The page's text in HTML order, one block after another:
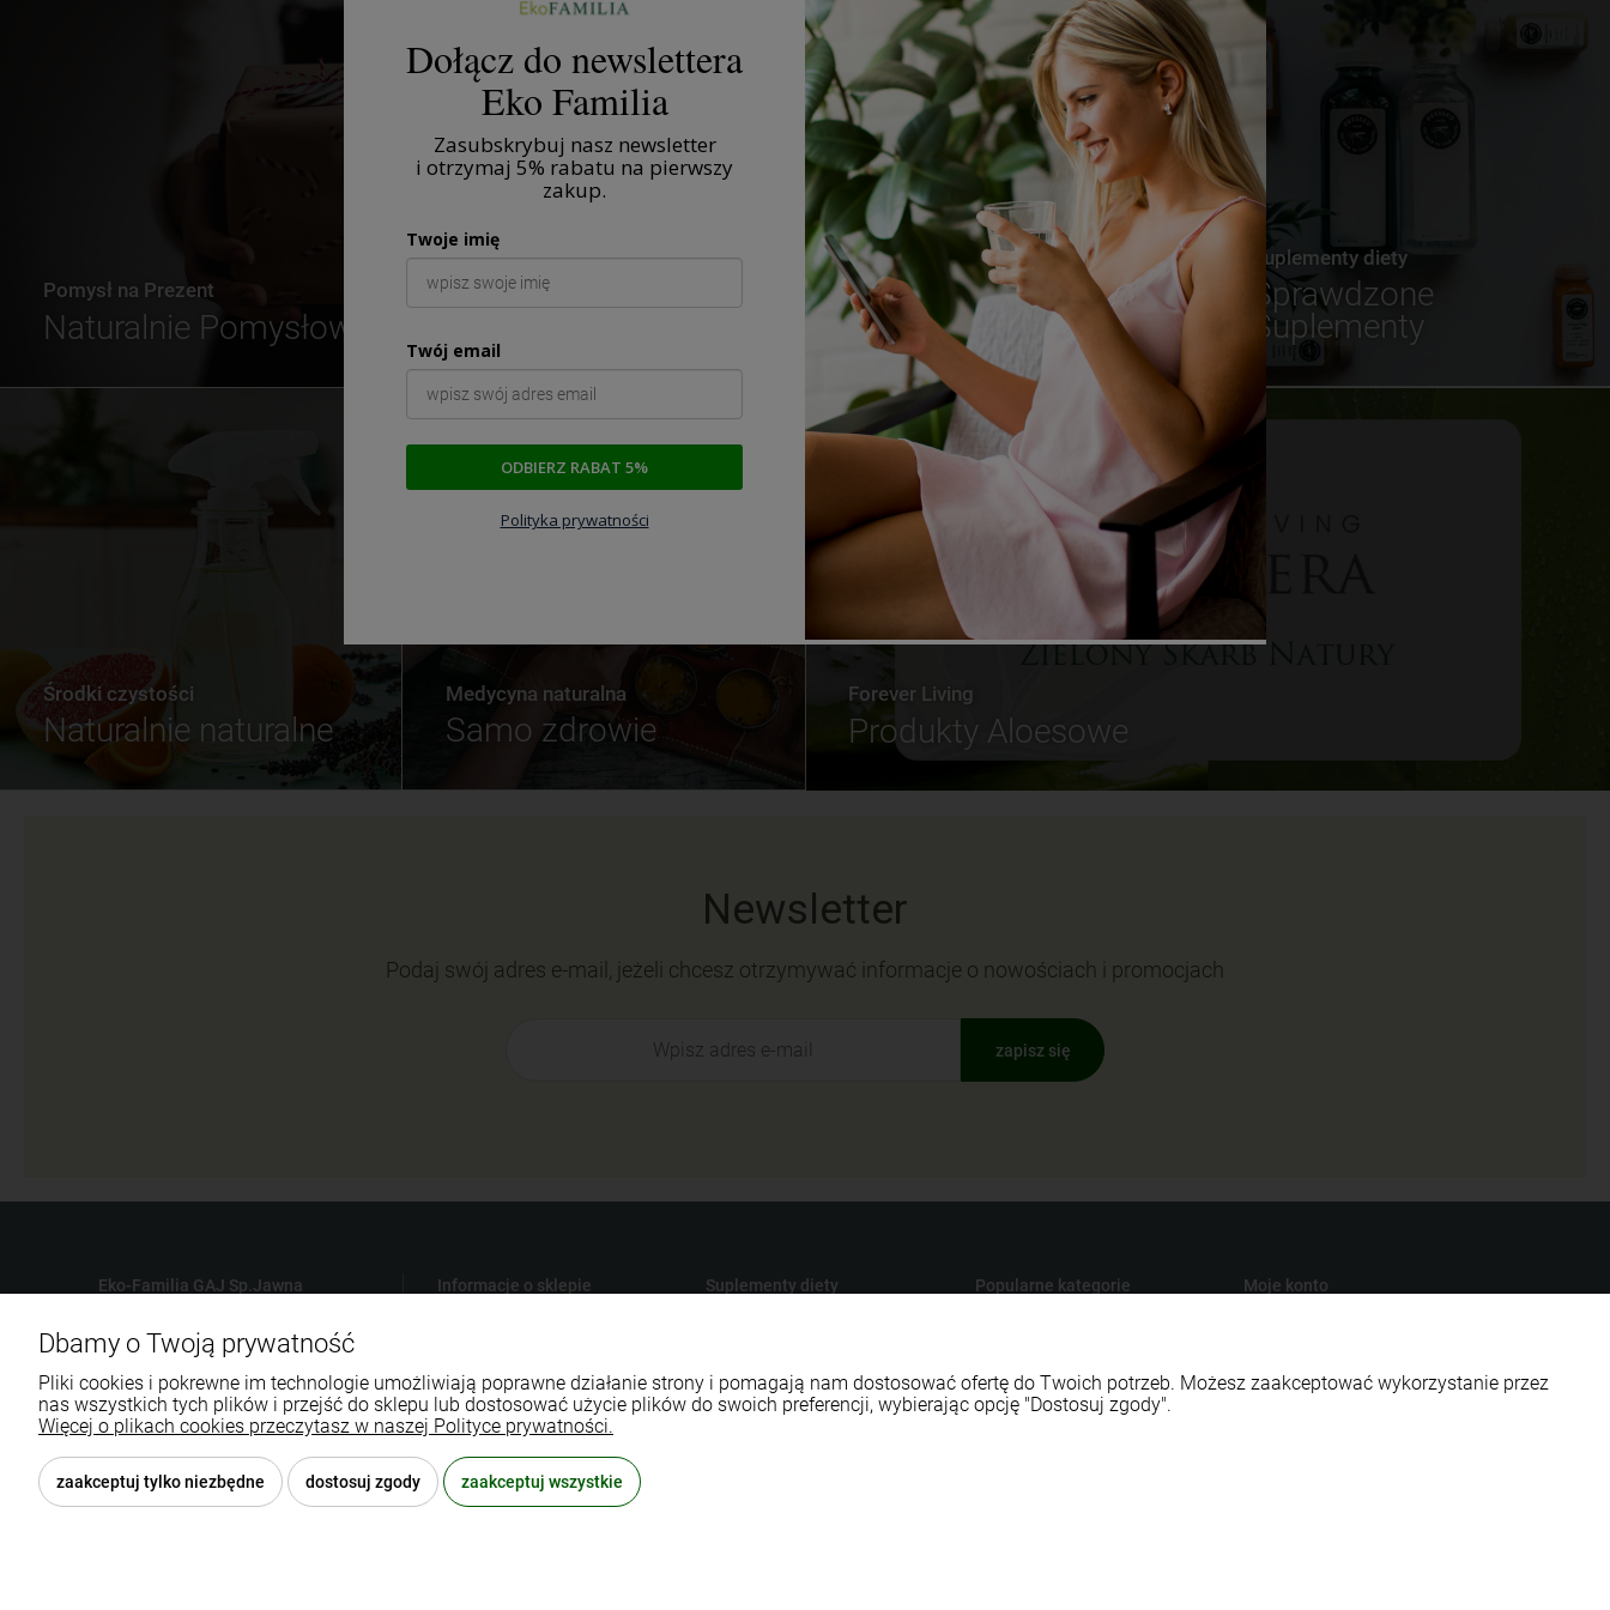
Pomysł na Prezent
Naturalnie Pomysłowe
Zdrowa żywność
Żyj zdrowo
Suplementy diety
Sprawdzone
Suplementy
Forever Living
Produkty Aloesowe
Środki czystości
Naturalnie naturalne
Medycyna naturalna
Samo zdrowie
Newsletter
Podaj swój adres e-mail, jeżeli chcesz otrzymywać informacje o nowościach i promocjach
zapisz się
Eko-Familia GAJ Sp.Jawna
Gdańska 60
90-616 Łódź
790 727 174
Informacje o sklepie
Polityka Prywatności
Regulamin sklepu
Reklamacje i zwroty
Suplementy diety
Naturalne witaminy i minerały
Popularne kategorie
Sport i fitness
Moje konto
Przechowalnia
Dbamy o Twoją prywatność
Pliki cookies i pokrewne im technologie umożliwiają poprawne działanie strony i pomagają nam dostosować ofertę do Twoich potrzeb. Możesz zaakceptować wykorzystanie przez
nas wszystkich tych plików i przejść do sklepu lub dostosować użycie plików do swoich preferencji, wybierając opcję "Dostosuj zgody".
Więcej o plikach cookies przeczytasz w naszej Polityce prywatności.
zaakceptuj tylko niezbędne dostosuj zgody zaakceptuj wszystkie
Dołącz do newslettera
Eko Familia
Zasubskrybuj nasz newsletter
i otrzymaj 5% rabatu na pierwszy
zakup.
Twoje imię
Twój email
ODBIERZ RABAT 5%
Polityka prywatności